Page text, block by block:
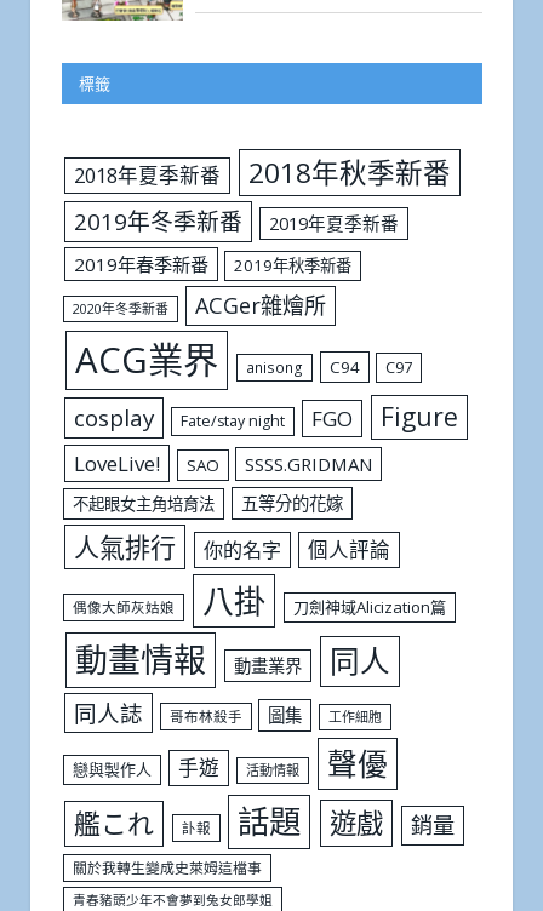
標籤
2018年夏季新番 2018年秋季新番
2019年冬季新番
2019年夏季新番
2019年春季新番
2019年秋季新番
2020年冬季新番 ACGer雜燴所
ACG業界 anisong C94 C97
cosplay Fate/stay night FGO Figure
LoveLive! SAO SSSS.GRIDMAN
不起眼女主角培育法 五等分的花嫁
人氣排行 你的名字 個人評論
偶像大師灰姑娘 八掛 刀劍神域Alicization篇
動畫情報 動畫業界 同人
同人誌 哥布林殺手 圖集 工作細胞
戀與製作人 手遊 活動情報 聲優
艦これ 訃報 話題 遊戲 銷量
關於我轉生變成史萊姆這檔事
青春豬頭少年不會夢到兔女郎學姐